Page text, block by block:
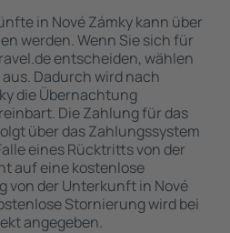
in Nové Zámky kann über
werden. Wenn Sie sich für
entscheiden, wählen
Dadurch wird nach
die Übernachtung
Die Zahlung für das
über das Zahlungssystem
eines Rücktritts von der
auf eine kostenlose
von der Unterkunft in Nové
Stornierung wird bei
angegeben.